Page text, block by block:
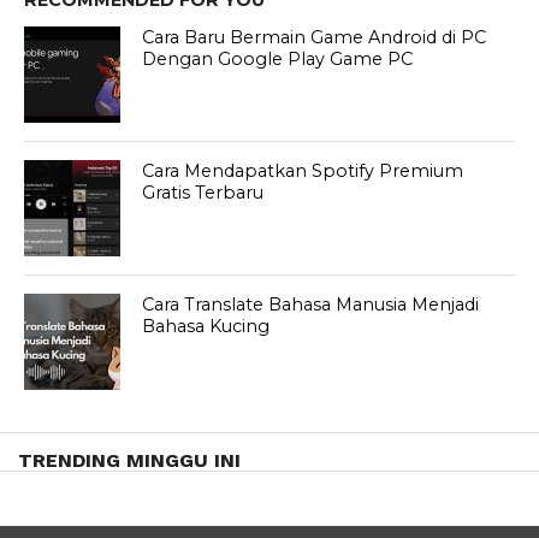
Cara Baru Bermain Game Android di PC
Dengan Google Play Game PC
Cara Mendapatkan Spotify Premium
Gratis Terbaru
Cara Translate Bahasa Manusia Menjadi
Bahasa Kucing
TRENDING MINGGU INI